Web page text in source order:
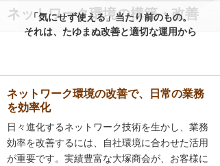
ネットワーク環境の構築・改善
「気にせず使える」当たり前のもの。
それは、たゆまぬ改善と適切な運用から
ネットワーク環境の改善で、日常の業務
を効率化
日々進化するネットワーク技術を生かし、業務
効率を改善するには、自社環境に合わせた活用
が重要です。実績豊富な大塚商会が、お客様に